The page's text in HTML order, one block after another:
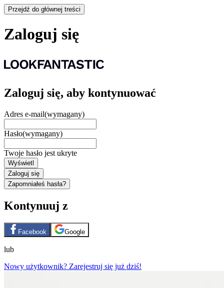
Przejdź do głównej treści
Zaloguj się
Zaloguj się, aby kontynuować
Adres e-mail(wymagany)
Hasło(wymagany)
Twoje hasło jest ukryte
Wyświetl
Zaloguj się
Zapomniałeś hasła?
Kontynuuj z
Facebook Google
lub
Nowy użytkownik? Zarejestruj się już dziś!